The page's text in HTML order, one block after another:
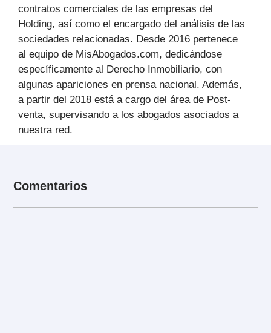
contratos comerciales de las empresas del
Holding, así como el encargado del análisis de las
sociedades relacionadas. Desde 2016 pertenece
al equipo de MisAbogados.com, dedicándose
específicamente al Derecho Inmobiliario, con
algunas apariciones en prensa nacional. Además,
a partir del 2018 está a cargo del área de Post-
venta, supervisando a los abogados asociados a
nuestra red.
Comentarios